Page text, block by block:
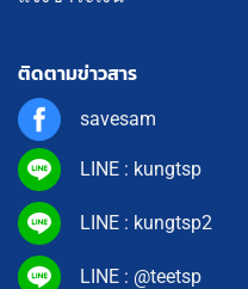
ติดตามข่าวสาร
savesam
LINE : kungtsp
LINE : kungtsp2
LINE : @teetsp